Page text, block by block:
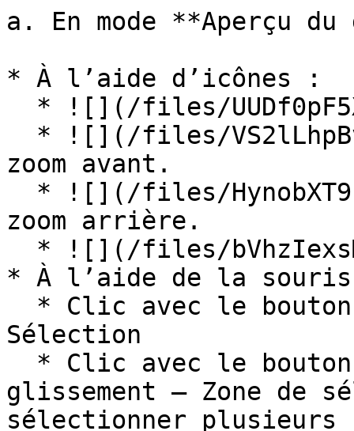
a. En mode **Aperçu du
* À l’aide d’icônes :
zoom avant.
zoom arrière.
* À l’aide de la
Sélection
glissement – Zone de
sélectionner plusieurs